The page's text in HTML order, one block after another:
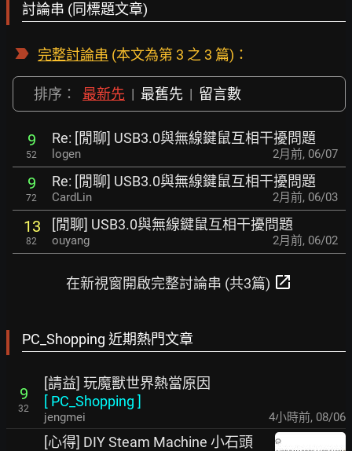
討論串 (同標題文章)
完整討論串 (本文為第 3 之 3 篇)：
排序： 最新先 | 最舊先 | 留言數
9
52
Re: [閒聊] USB3.0與無線鍵鼠互相干擾問題
logen 2月前, 06/07
9
72
Re: [閒聊] USB3.0與無線鍵鼠互相干擾問題
CardLin 2月前, 06/03
13
82
[閒聊] USB3.0與無線鍵鼠互相干擾問題
ouyang 2月前, 06/02
在新視窗開啟完整討論串 (共3篇) open_in_new
PC_Shopping 近期熱門文章
9
32
[請益] 玩魔獸世界熱當原因
[ PC_Shopping ]
jengmei 4小時前, 08/06
[心得] DIY Steam Machine 小石頭